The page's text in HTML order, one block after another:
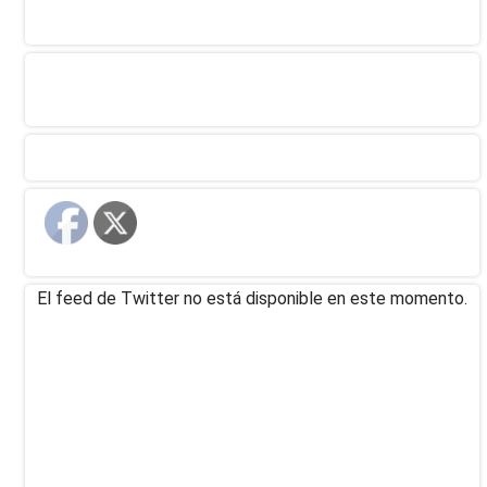
El feed de Twitter no está disponible en este momento.